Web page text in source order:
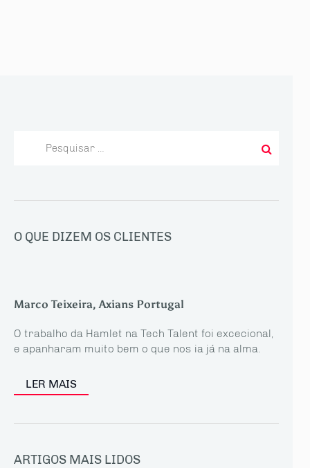
O QUE DIZEM OS CLIENTES
Marco Teixeira, Axians Portugal
O trabalho da Hamlet na Tech Talent foi excecional,
e apanharam muito bem o que nos ia já na alma.
LER MAIS
ARTIGOS MAIS LIDOS